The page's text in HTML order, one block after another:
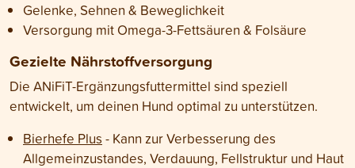
Gelenke, Sehnen & Beweglichkeit
Versorgung mit Omega-3-Fettsäuren & Folsäure
Gezielte Nährstoffversorgung
Die ANiFiT-Ergänzungsfuttermittel sind speziell
entwickelt, um deinen Hund optimal zu unterstützen.
Bierhefe Plus - Kann zur Verbesserung des
Allgemeinzustandes, Verdauung, Fellstruktur und Haut